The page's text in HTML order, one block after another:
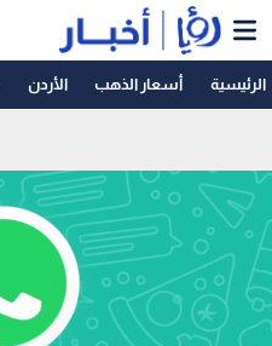
الرئيسية أسعار الذهب الأردن